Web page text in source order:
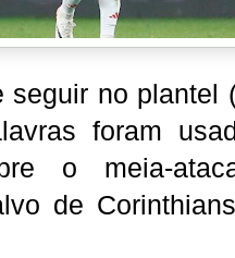
seguir no plantel
foram
o meia-
de